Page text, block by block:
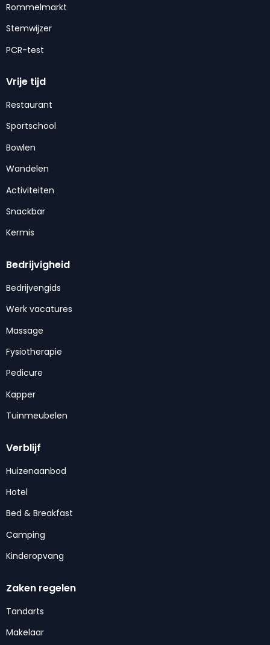
Rommelmarkt
Stemwijzer
PCR-test
Vrije tijd
Restaurant
Sportschool
Bowlen
Wandelen
Activiteiten
Snackbar
Kermis
Bedrijvigheid
Bedrijvengids
Werk vacatures
Massage
Fysiotherapie
Pedicure
Kapper
Tuinmeubelen
Verblijf
Huizenaanbod
Hotel
Bed & Breakfast
Camping
Kinderopvang
Zaken regelen
Tandarts
Makelaar